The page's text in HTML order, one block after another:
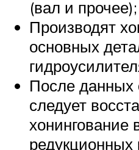
(вал и прочее);
Производят
основных
После данных
следует
хонингование
редукционных